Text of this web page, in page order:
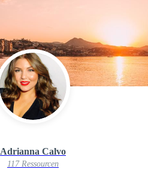
Adrianna Calvo
117 Ressourcen